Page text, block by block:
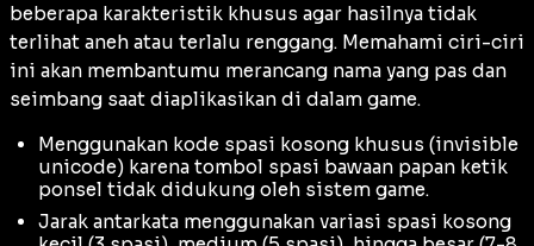
beberapa karakteristik khusus agar hasilnya tidak
terlihat aneh atau terlalu renggang. Memahami ciri-ciri
ini akan membantumu merancang nama yang pas dan
seimbang saat diaplikasikan di dalam game.
Menggunakan kode spasi kosong khusus (invisible
unicode) karena tombol spasi bawaan papan ketik
ponsel tidak didukung oleh sistem game.
Jarak antarkata menggunakan variasi spasi kosong